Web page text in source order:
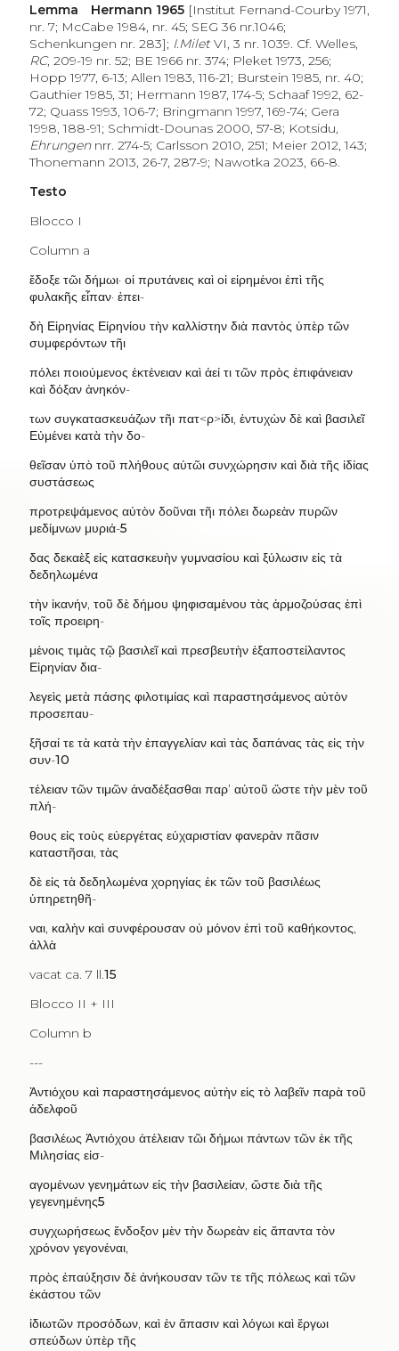
Lemma Hermann 1965[Institut Fernand-Courby 1971,
nr. 7; McCabe 1984, nr. 45; SEG 36 nr.1046;
Schenkungen nr. 283]; I.MiletVI, 3 nr. 1039. Cf. Welles,
RC, 209-19 nr. 52; BE 1966 nr. 374; Pleket 1973, 256;
Hopp 1977, 6-13; Allen 1983, 116-21; Burstein 1985, nr. 40;
Gauthier 1985, 31; Hermann 1987, 174-5; Schaaf 1992, 62-
72; Quass 1993, 106-7; Bringmann 1997, 169-74; Gera
1998, 188-91; Schmidt-Dounas 2000, 57-8; Kotsidu,
Ehrungennrr. 274-5; Carlsson 2010, 251; Meier 2012, 143;
Thonemann 2013, 26-7, 287-9; Nawotka 2023, 66-8.
Testo
Blocco I
Column a
ἔδοξε τῶι δήμωι· οἱ πρυτάνεις καὶ οἱ εἱρημένοι ἐπὶ τῆς
φυλακῆς εἶπαν· ἐπει-
δὴ Εἰρηνίας Εἰρηνίου τὴν καλλίστην διὰ παντὸς ὑπὲρ τῶν
συμφερόντων τῆι
πόλει ποιούμενος ἐκτένειαν καὶ ἀεί τι τῶν πρὸς ἐπιφάνειαν
καὶ δόξαν ἀνηκόν-
των συγκατασκευάζων τῆι πατ<ρ>ίδι, ἐντυχὼν δὲ καὶ βασιλεῖ
Εὐμένει κατὰ τὴν δο-
θεῖσαν ὑπὸ τοῦ πλήθους αὐτῶι συνχώρησιν καὶ διὰ τῆς ἰδίας
συστάσεως
προτρεψάμενος αὐτὸν δοῦναι τῆι πόλει δωρεὰν πυρῶν
μεδίμνων μυριά-5
δας δεκαὲξ εἰς κατασκευὴν γυμνασίου καὶ ξύλωσιν εἰς τὰ
δεδηλωμένα
τὴν ἱκανήν, τοῦ δὲ δήμου ψηφισαμένου τὰς ἁρμοζούσας ἐπὶ
τοῖς προειρη-
μένοις τιμὰς τῷ βασιλεῖ καὶ πρεσβευτὴν ἐξαποστείλαντος
Εἰρηνίαν δια-
λεγεὶς μετὰ πάσης φιλοτιμίας καὶ παραστησάμενος αὐτὸν
προσεπαυ-
ξῆσαί τε τὰ κατὰ τὴν ἐπαγγελίαν καὶ τὰς δαπάνας τὰς εἰς τὴν
συν-10
τέλειαν τῶν τιμῶν ἀναδέξασθαι παρ’ αὑτοῦ ὥστε τὴν μὲν τοῦ
πλή-
θους εἰς τοὺς εὐεργέτας εὐχαριστίαν φανερὰν πᾶσιν
καταστῆσαι, τὰς
δὲ εἰς τὰ δεδηλωμένα χορηγίας ἐκ τῶν τοῦ βασιλέως
ὑπηρετηθῆ-
ναι, καλὴν καὶ συνφέρουσαν οὐ μόνον ἐπὶ τοῦ καθήκοντος,
ἀλλὰ
vacat ca. 7 ll.15
Blocco II + III
Column b
---
Ἀντιόχου καὶ παραστησάμενος αὐτὴν εἰς τὸ λαβεῖν παρὰ τοῦ
ἀδελφοῦ
βασιλέως Ἀντιόχου ἀτέλειαν τῶι δήμωι πάντων τῶν ἐκ τῆς
Μιλησίας εἰσ-
αγομένων γενημάτων εἰς τὴν βασιλείαν, ὥστε διὰ τῆς
γεγενημένης5
συγχωρήσεως ἔνδοξον μὲν τὴν δωρεὰν εἰς ἅπαντα τὸν
χρόνον γεγονέναι,
πρὸς ἐπαύξησιν δὲ ἀνήκουσαν τῶν τε τῆς πόλεως καὶ τῶν
ἑκάστου τῶν
ἰδιωτῶν προσόδων, καὶ ἐν ἅπασιν καὶ λόγωι καὶ ἔργωι
σπεύδων ὑπὲρ τῆς